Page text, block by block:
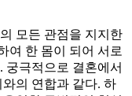
모든 관점을 지지한
여 한 몸이 되어 서로
궁극적으로 결혼에서
의 연합과 같다. 하